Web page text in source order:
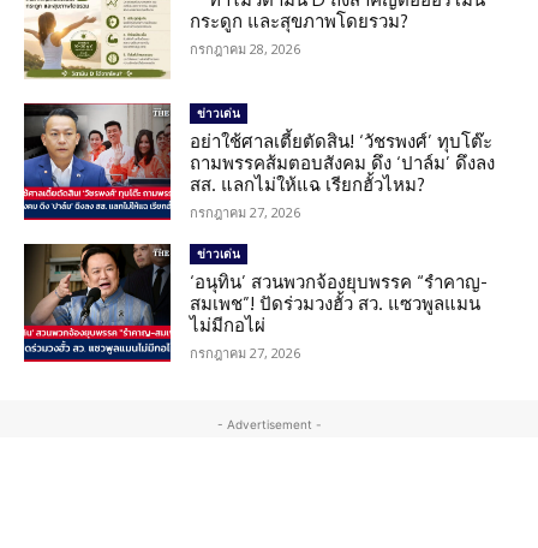
กระดูก และสุขภาพโดยรวม?
กรกฎาคม 28, 2026
ข่าวเด่น
อย่าใช้ศาลเตี้ยตัดสิน! ‘วัชรพงศ์’ ทุบโต๊ะ
ถามพรรคส้มตอบสังคม ดึง ‘ปาล์ม’ ดึงลง
สส. แลกไม่ให้แฉ เรียกฮั้วไหม?
กรกฎาคม 27, 2026
ข่าวเด่น
‘อนุทิน’ สวนพวกจ้องยุบพรรค “รำคาญ-
สมเพช”! ปัดร่วมวงฮั้ว สว. แซวพูลแมน
ไม่มีกอไผ่
กรกฎาคม 27, 2026
- Advertisement -